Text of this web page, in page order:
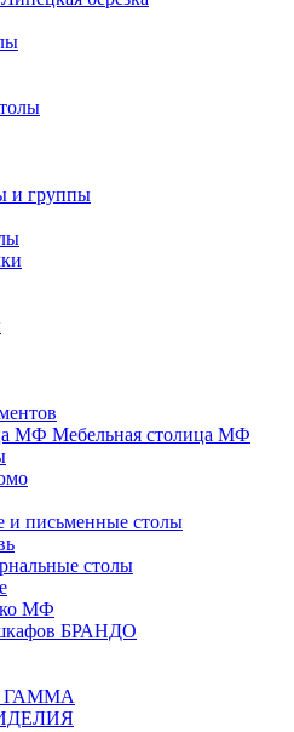
и группы
Мебельная столица МФ
и письменные столы
столы
МФ
БРАНДО
ГАММА